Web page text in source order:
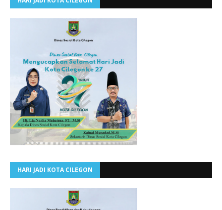
HARI JADI KOTA CILEGON